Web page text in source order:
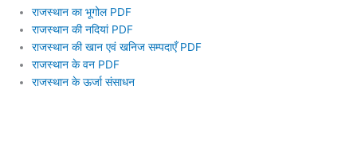
राजस्थान का भूगोल PDF
राजस्थान की नदियां PDF
राजस्थान की खान एवं खनिज सम्पदाएँ PDF
राजस्थान के वन PDF
राजस्थान के ऊर्जा संसाधन